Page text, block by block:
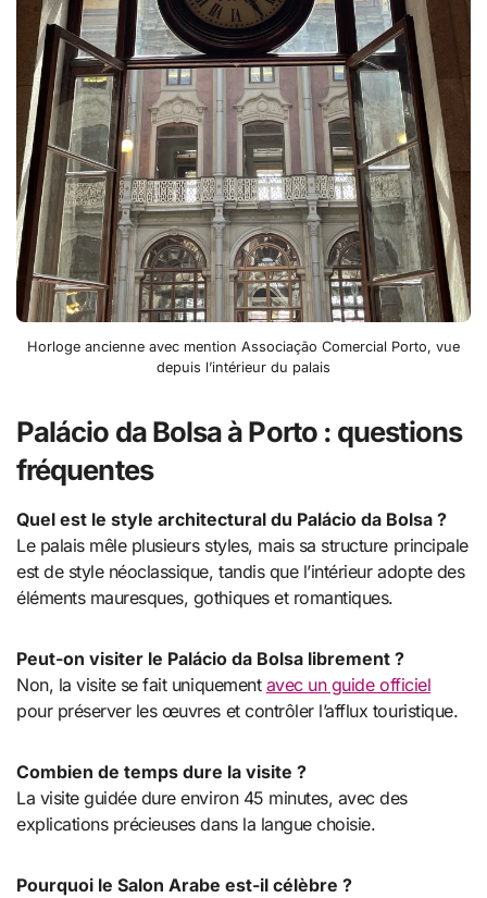
Horloge ancienne avec mention Associação Comercial Porto, vue
depuis l’intérieur du palais
Palácio da Bolsa à Porto : questions
fréquentes
Quel est le style architectural du Palácio da Bolsa ?
Le palais mêle plusieurs styles, mais sa structure principale
est de style néoclassique, tandis que l’intérieur adopte des
éléments mauresques, gothiques et romantiques.
Peut-on visiter le Palácio da Bolsa librement ?
Non, la visite se fait uniquement avec un guide officiel
pour préserver les œuvres et contrôler l’afflux touristique.
Combien de temps dure la visite ?
La visite guidée dure environ 45 minutes, avec des
explications précieuses dans la langue choisie.
Pourquoi le Salon Arabe est-il célèbre ?